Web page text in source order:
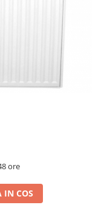
ore
IN COS